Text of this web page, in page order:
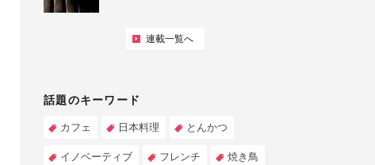
連載一覧へ
話題のキーワード
カフェ 日本料理 とんかつ
イノベーティブ フレンチ 焼き鳥